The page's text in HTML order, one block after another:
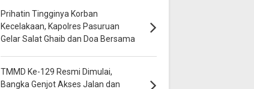
Prihatin Tingginya Korban
Kecelakaan, Kapolres Pasuruan
Gelar Salat Ghaib dan Doa Bersama
TMMD Ke-129 Resmi Dimulai,
Bangka Genjot Akses Jalan dan